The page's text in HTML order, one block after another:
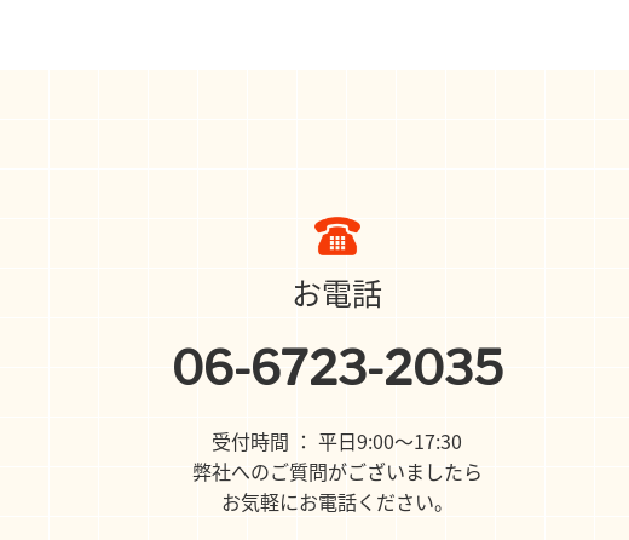
お電話
06-6723-2035
受付時間 ： 平日9:00〜17:30
弊社へのご質問がございましたら
お気軽にお電話ください。